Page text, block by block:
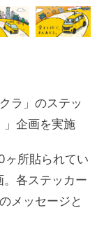
ラ」のステッ
」企画を実施
ヶ所貼られてい
各ステッカー
メッセージと